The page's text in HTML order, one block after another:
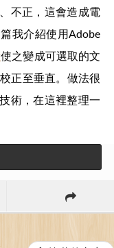
不正，這會造成電
我介紹使用Adobe
使之變成可選取的文
正至垂直。做法很
術，在這裡整理一